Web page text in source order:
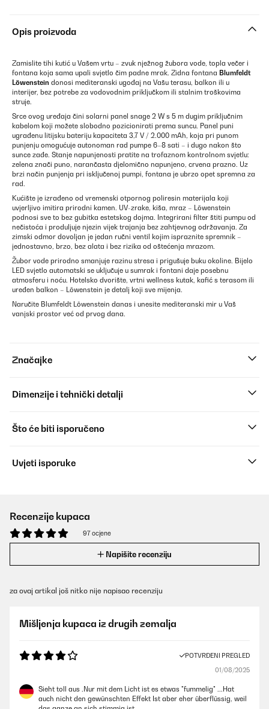
Opis proizvoda
Zamislite tihi kutić u Vašem vrtu – zvuk nježnog žubora vode, topla večer i
fontana koja sama upali svjetlo čim padne mrak. Zidna fontana Blumfeldt
Löwenstein donosi mediteranski ugođaj na Vašu terasu, balkon ili u
interijer, bez potrebe za vodovodnim priključkom ili stalnim troškovima
struje.
Srce ovog uređaja čini solarni panel snage 2 W s 5 m dugim priključnim
kabelom koji možete slobodno pozicionirati prema suncu. Panel puni
ugrađenu litijsku bateriju kapaciteta 3,7 V / 2.000 mAh, koja pri punom
punjenju omogućuje autonoman rad pumpe 6–8 sati – i dugo nakon što
sunce zađe. Stanje napunjenosti pratite na trofaznom kontrolnom svjetlu:
zelena znači puno, narančasta djelomično napunjeno, crvena prazno. Uz
brzi način punjenja pri isključenoj pumpi, fontana je ubrzo opet spremna za
rad.
Kućište je izrađeno od vremenski otpornog poliresin materijala koji
uvjerljivo imitira prirodni kamen. UV-zrake, kiša, mraz – Löwenstein
podnosi sve to bez gubitka estetskog dojma. Integrirani filter štiti pumpu od
nečistoća i produljuje njezin vijek trajanja bez zahtjevnog održavanja. Za
zimski odmor dovoljan je jedan ručni ventil kojim ispraznite spremnik –
jednostavno, brzo, bez alata i bez rizika od oštećenja mrazom.
Žubor vode prirodno smanjuje razinu stresa i prigušuje buku okoline. Bijelo
LED svjetlo automatski se uključuje u sumrak i fontani daje posebnu
atmosferu i noću. Hotelsko dvorište, vrtni wellness kutak, kafić s terasom ili
uređen balkon – Löwenstein je detalj koji sve mijenja.
Naručite Blumfeldt Löwenstein danas i unesite mediteranski mir u Vaš
vanjski prostor već od prvog dana.
Značajke
Dimenzije i tehnički detalji
Što će biti isporučeno
Uvjeti isporuke
Recenzije kupaca
97 ocjene
Napišite recenziju
za ovaj artikal još nitko nije napisao recenziju
Mišljenja kupaca iz drugih zemalja
POTVRĐENI PREGLED
01/08/2025
Sieht toll aus .Nur mit dem Licht ist es etwas "fummelig" ...Hat
auch nicht den gewünschten Effekt Ist aber eher überflüssig, weil